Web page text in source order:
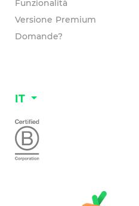
Funzionalità
Versione Premium
Domande?
IT